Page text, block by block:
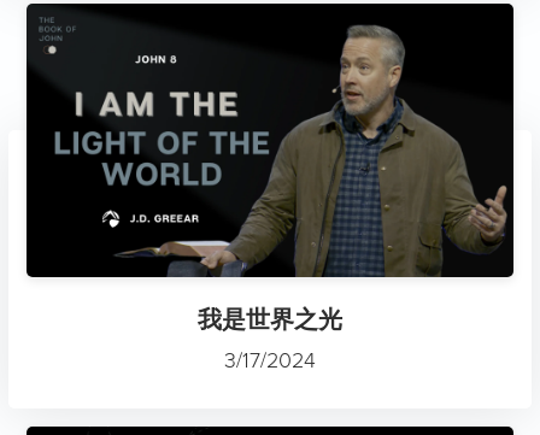
我是世界之光
3/17/2024